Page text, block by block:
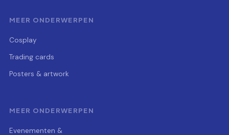
MEER ONDERWERPEN
Cosplay
Trading cards
Posters & artwork
MEER ONDERWERPEN
Evenementen &